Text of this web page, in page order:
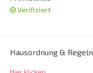
Verifiziert
Hausordnung & Regeln